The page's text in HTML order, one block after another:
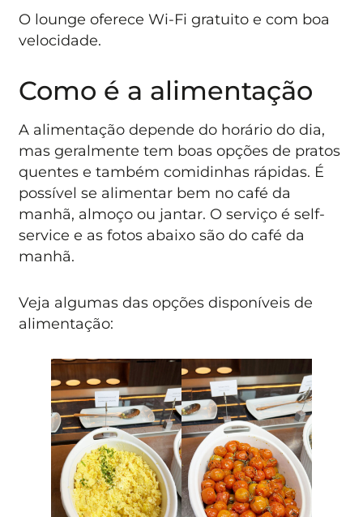
O lounge oferece Wi-Fi gratuito e com boa
velocidade.
Como é a alimentação
A alimentação depende do horário do dia,
mas geralmente tem boas opções de pratos
quentes e também comidinhas rápidas. É
possível se alimentar bem no café da
manhã, almoço ou jantar. O serviço é self-
service e as fotos abaixo são do café da
manhã.
Veja algumas das opções disponíveis de
alimentação: